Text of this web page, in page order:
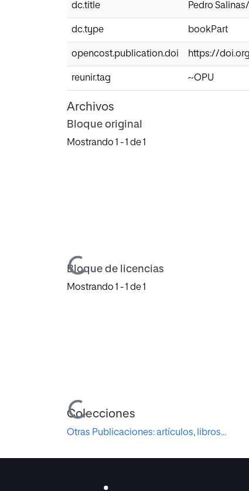
dc.title Pedro
dc.type bookPart
opencost.publication.doi https://
reunir.tag ~OPU
Archivos
Bloque original
Mostrando 1 - 1 de 1
Cargando...
Bloque de licencias
Mostrando 1 - 1 de 1
Cargando...
Colecciones
Otras Publicaciones: artículos, libros...